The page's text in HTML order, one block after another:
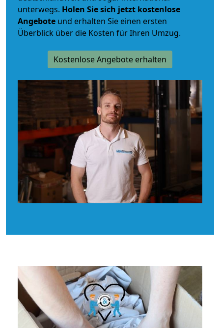
unterwegs. Holen Sie sich jetzt kostenlose
Angebote und erhalten Sie einen ersten
Überblick über die Kosten für Ihren Umzug.
Kostenlose Angebote erhalten